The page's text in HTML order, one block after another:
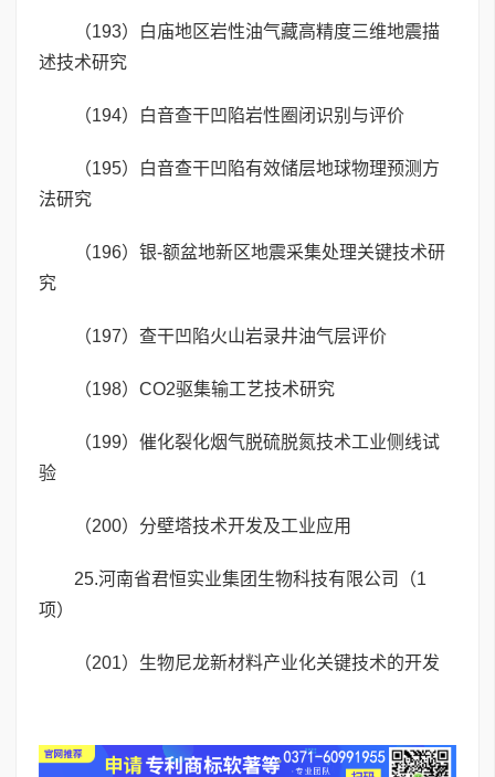
（193）白庙地区岩性油气藏高精度三维地震描
述技术研究
（194）白音查干凹陷岩性圈闭识别与评价
（195）白音查干凹陷有效储层地球物理预测方
法研究
（196）银-额盆地新区地震采集处理关键技术研
究
（197）查干凹陷火山岩录井油气层评价
（198）CO2驱集输工艺技术研究
（199）催化裂化烟气脱硫脱氮技术工业侧线试
验
（200）分壁塔技术开发及工业应用
25.河南省君恒实业集团生物科技有限公司（1
项）
（201）生物尼龙新材料产业化关键技术的开发